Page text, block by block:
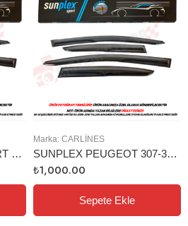
SUNPLEX FORD ESCORT 1993-2000 CAM RÜZGARLIĞI 4LÜ
Marka: CARLINES
SUNPLEX PEUGEOT 307-308 2000+ CAM RÜZGARLIĞI 4LÜ
₺1,000.00
Sepete Ekle